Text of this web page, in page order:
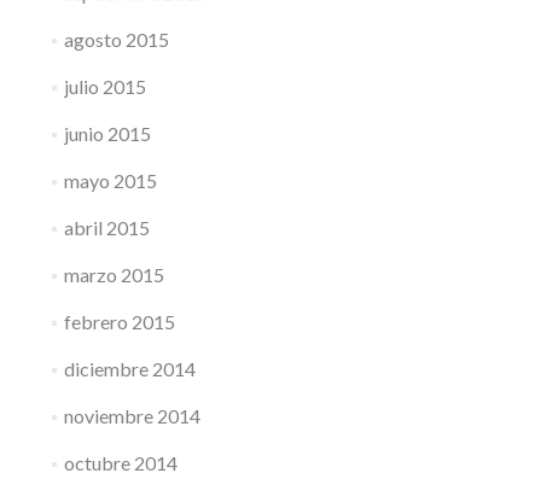
agosto 2015
julio 2015
junio 2015
mayo 2015
abril 2015
marzo 2015
febrero 2015
diciembre 2014
noviembre 2014
octubre 2014